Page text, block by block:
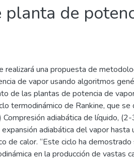
de
realizará una propuesta de
de vapor usando algoritmos
de las plantas de potencia de
termodinámico de Rankine, que
adiabática de líquido,
adiabática del vapor hasta
de calor. “Este ciclo ha
en la producción de vastas